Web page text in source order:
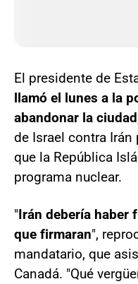
El presidente de
llamó el lunes a la
abandonar la ciudad
de Israel contra Irán
que la República
programa nuclear.
"Irán debería haber
que firmaran",
mandatario, que
Canadá. "Qué